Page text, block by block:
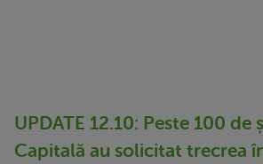
UPDATE 12.10: Peste 100 de
Capitală au solicitat trecrea